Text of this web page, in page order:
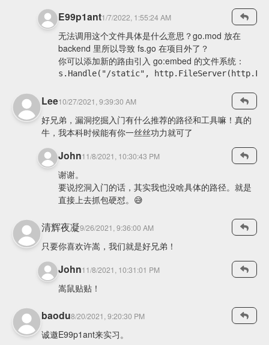
E99p1ant1/7/2022, 1:55:24 AM
无法调用这个文件具体是什么意思？go.mod 放在
backend 里所以导致 fs.go 在项目外了？
你可以添加新的路由引入 go:embed 的文件系统：
Lee10/27/2021, 9:39:30 AM
好兄弟，漏洞挖掘入门有什么推荐的路径和工具嘛！真的
牛，我本科时候能有你一丝丝功力就可了
John11/8/2021, 10:30:43 PM
谢谢。
要说挖洞入门的话，其实我也没啥具体的路径。就是
直接上去抓包硬怼。😅
清辉夜凝9/26/2021, 9:36:00 AM
只要你喜欢许嵩，我们就是好兄弟！
John11/8/2021, 10:31:01 PM
嵩鼠贴贴！
baodu8/20/2021, 9:20:30 PM
诚邀E99p1ant来实习。